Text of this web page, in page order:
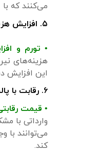
می‌کنند که
۵. افزایش هزینه‌های کارگری و نیروی انسانی
• تورم و
هزینه‌های
این افزایش
۶. رقابت با پالت‌های وارداتی
• قیمت
وارداتی با
می‌توانند با
کند.